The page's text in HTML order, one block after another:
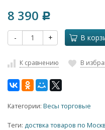
8 390 Р
- + В
К сравнению В
Категории: Весы торговые
Теги: доствка товаров по